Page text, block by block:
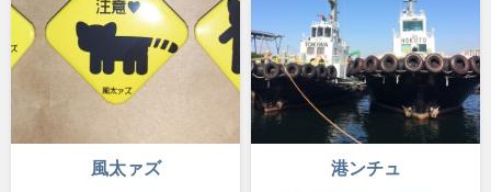
風太ァズ 港ンチュ